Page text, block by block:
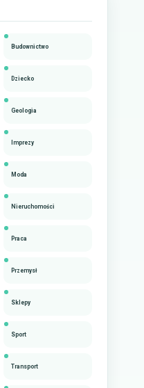
Budownictwo
Dziecko
Geologia
Imprezy
Moda
Nieruchomości
Praca
Przemysł
Sklepy
Sport
Transport